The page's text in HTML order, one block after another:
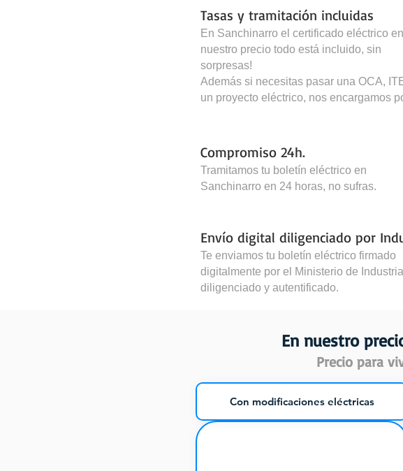
Tasas y tramitación incluidas
En Sanchinarro el certificado eléctrico en
nuestro precio todo está incluido, sin
sorpresas!
Además si necesitas pasar una OCA,
un proyecto eléctrico, nos encargamos
Compromiso 24h.
Tramitamos tu boletín eléctrico en
Sanchinarro en 24 horas, no sufras.
Envío digital diligenciado por
Te enviamos tu boletín eléctrico firmado
digitalmente por el Ministerio de
diligenciado y autentificado.
En nuestro
Precio para
Con modificaciones eléctricas